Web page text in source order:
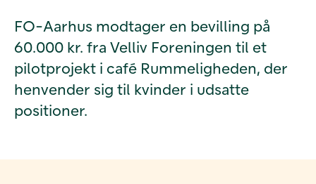
FO-Aarhus modtager en bevilling på
60.000 kr. fra Velliv Foreningen til et
pilotprojekt i café Rummeligheden, der
henvender sig til kvinder i udsatte
positioner.